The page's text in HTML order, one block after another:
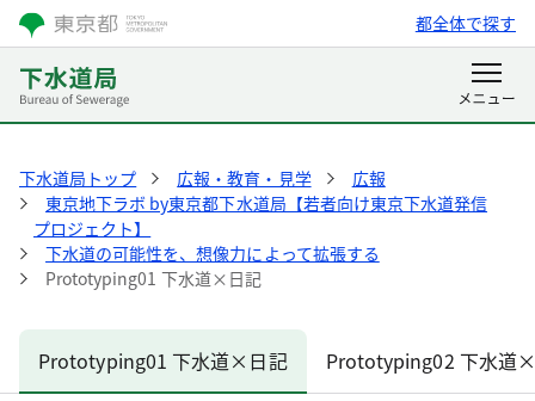
都全体で探す
下水道局トップ 広報・教育・見学
広報
東京地下ラボ by東京都下水道局【若者向け東京下水道発信
プロジェクト】
下水道の可能性を、想像力によって拡張する
Prototyping01 下水道×日記
Prototyping01 下水道×日記 Prototyping02 下水道